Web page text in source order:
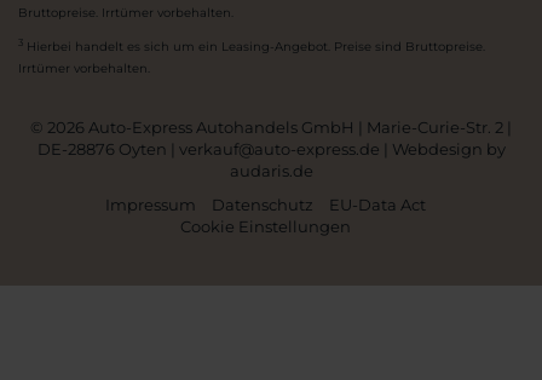
Bruttopreise. Irrtümer vorbehalten.
3 Hierbei handelt es sich um ein Leasing-Angebot. Preise sind Bruttopreise.
Irrtümer vorbehalten.
© 2026 Auto-Express Autohandels GmbH | Marie-Curie-Str. 2 |
DE-28876 Oyten | verkauf@auto-express.de | Webdesign by
audaris.de
Impressum
Datenschutz
EU-Data Act
Cookie Einstellungen